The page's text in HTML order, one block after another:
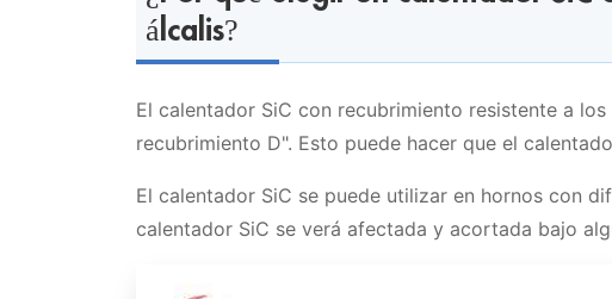
Ventajas del Recubrimiento Alkali
Aplicación del calentador SiC con
¿Qué formas de elementos calefactores de
álcalis?
El calentador SiC con recubrimiento resistente a
recubrimiento D". Esto puede hacer que el
El calentador SiC se puede utilizar en hornos con
calentador SiC se verá afectada y acortada bajo